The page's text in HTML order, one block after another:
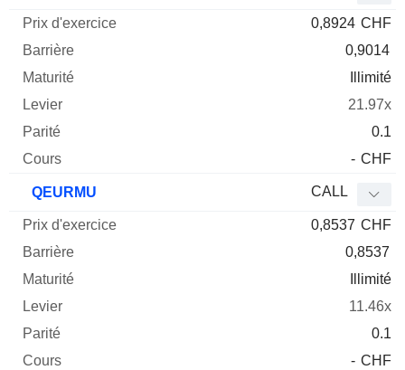
0,8924 CHF
0,9014
Illimité
21.97x
0.1
- CHF
QEURMU CALL
0,8537 CHF
0,8537
Illimité
11.46x
0.1
- CHF